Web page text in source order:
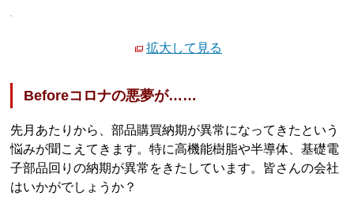
拡大して見る
Beforeコロナの悪夢が……
先月あたりから、部品購買納期が異常になってきたという
悩みが聞こえてきます。特に高機能樹脂や半導体、基礎電
子部品回りの納期が異常をきたしています。皆さんの会社
はいかがでしょうか？